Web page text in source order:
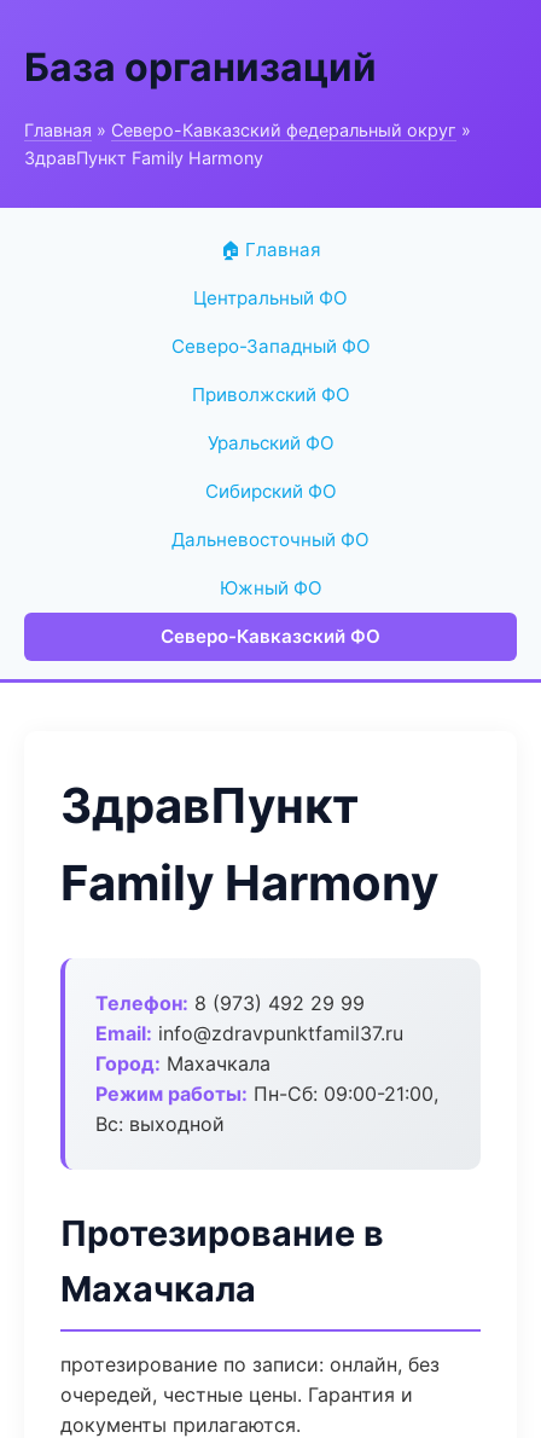
База организаций
Главная » Северо-Кавказский федеральный округ »
ЗдравПункт Family Harmony
🏠 Главная
Центральный ФО
Северо-Западный ФО
Приволжский ФО
Уральский ФО
Сибирский ФО
Дальневосточный ФО
Южный ФО
Северо-Кавказский ФО
ЗдравПункт
Family Harmony
Телефон: 8 (973) 492 29 99
Email: info@zdravpunktfamil37.ru
Город: Махачкала
Режим работы: Пн-Сб: 09:00-21:00,
Вс: выходной
Протезирование в
Махачкала
протезирование по записи: онлайн, без
очередей, честные цены. Гарантия и
документы прилагаются.